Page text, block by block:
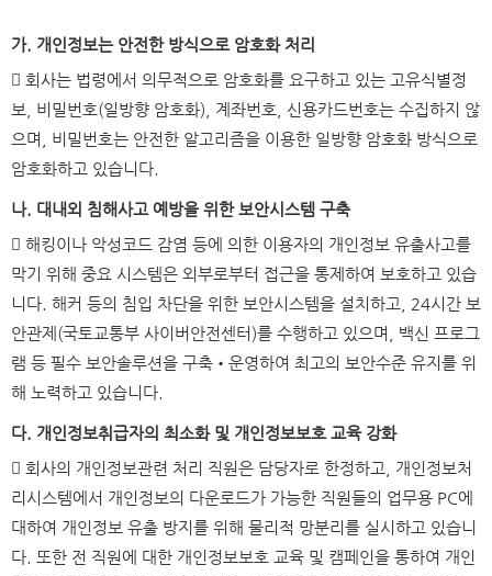
가. 개인정보는 안전한 방식으로 암호화 처리
 회사는 법령에서 의무적으로 암호화를 요구하고 있는 고유식별정
보, 비밀번호(일방향 암호화), 계좌번호, 신용카드번호는 수집하지 않
으며, 비밀번호는 안전한 알고리즘을 이용한 일방향 암호화 방식으로
암호화하고 있습니다.
나. 대내외 침해사고 예방을 위한 보안시스템 구축
 해킹이나 악성코드 감염 등에 의한 이용자의 개인정보 유출사고를
막기 위해 중요 시스템은 외부로부터 접근을 통제하여 보호하고 있습
니다. 해커 등의 침입 차단을 위한 보안시스템을 설치하고, 24시간 보
안관제(국토교통부 사이버안전센터)를 수행하고 있으며, 백신 프로그
램 등 필수 보안솔루션을 구축•운영하여 최고의 보안수준 유지를 위
해 노력하고 있습니다.
다. 개인정보취급자의 최소화 및 개인정보보호 교육 강화
 회사의 개인정보관련 처리 직원은 담당자로 한정하고, 개인정보처
리시스템에서 개인정보의 다운로드가 가능한 직원들의 업무용 PC에
대하여 개인정보 유출 방지를 위해 물리적 망분리를 실시하고 있습니
다. 또한 전 직원에 대한 개인정보보호 교육 및 캠페인을 통하여 개인